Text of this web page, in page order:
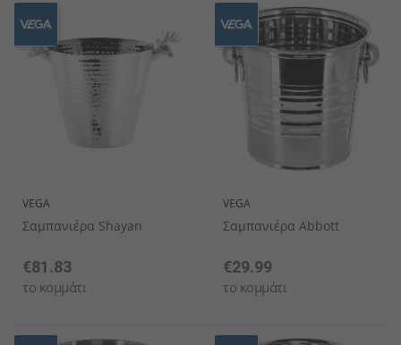
VEGA
Σαμπανιέρα Shayan
€81.83
το κομμάτι
VEGA
Σαμπανιέρα Abbott
€29.99
το κομμάτι